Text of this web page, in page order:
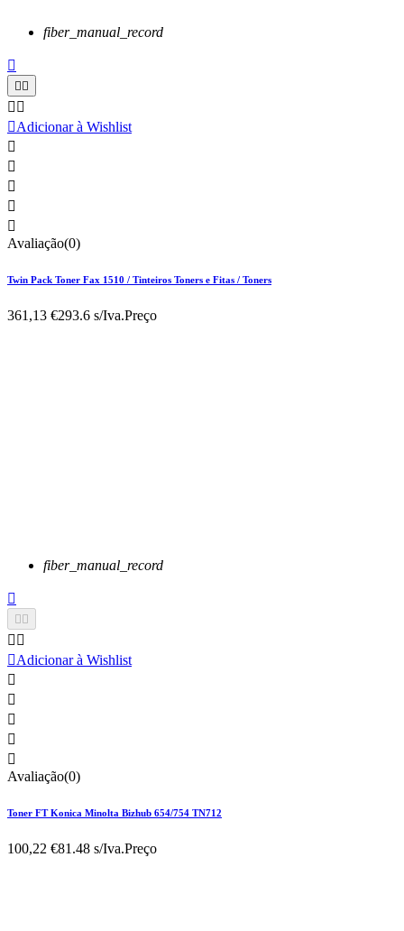
fiber_manual_record

 
 
Adicionar à Wishlist





Avaliação(0)
Twin Pack Toner Fax 1510 / Tinteiros Toners e Fitas / Toners
361,13 €293.6 s/Iva.Preço
fiber_manual_record

 
 
Adicionar à Wishlist





Avaliação(0)
Toner FT Konica Minolta Bizhub 654/754 TN712
100,22 €81.48 s/Iva.Preço